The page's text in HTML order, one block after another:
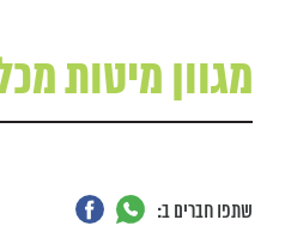
מגוון מיטות
שתפו חברים ב: